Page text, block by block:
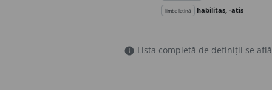
limba latină habilitas, -atis
info Lista completă de definiții se